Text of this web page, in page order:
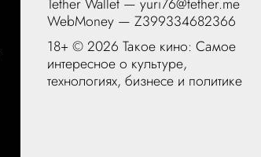
WebMoney — Z399334682366
18+ ©2026 Такое кино: Самое
интересное о культуре,
технологиях, бизнесе и политике